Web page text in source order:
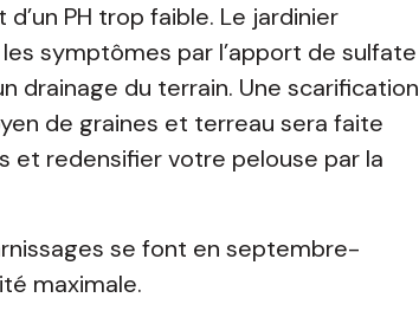
PH trop faible. Le jardinier
symptômes par l’apport de sulfate
drainage du terrain. Une scarification
de graines et terreau sera faite
et redensifier votre pelouse par la
se font en septembre-
maximale.